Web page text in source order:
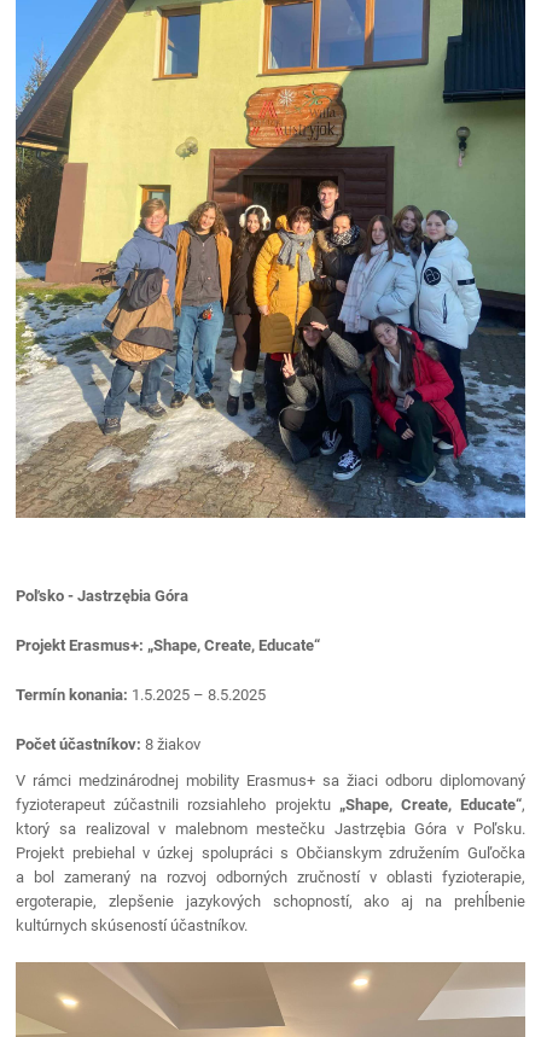
Poľsko - Jastrzębia Góra
Projekt Erasmus+: „Shape, Create, Educate“
Termín konania: 1.5.2025 – 8.5.2025
Počet účastníkov: 8 žiakov
V rámci medzinárodnej mobility Erasmus+ sa žiaci odboru diplomovaný
fyzioterapeut zúčastnili rozsiahleho projektu „Shape, Create, Educate“,
ktorý sa realizoval v malebnom mestečku Jastrzębia Góra v Poľsku.
Projekt prebiehal v úzkej spolupráci s Občianskym združením Guľočka
a bol zameraný na rozvoj odborných zručností v oblasti fyzioterapie,
ergoterapie, zlepšenie jazykových schopností, ako aj na prehĺbenie
kultúrnych skúseností účastníkov.